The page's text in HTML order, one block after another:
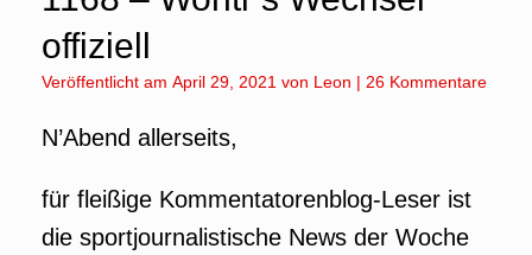
offiziell
Veröffentlicht am April 29, 2021 von Leon | 26 Kommentare
N’Abend allerseits,
für fleißige Kommentatorenblog-Leser ist
die sportjournalistische News der Woche